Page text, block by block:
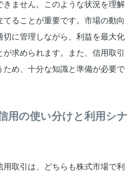
きません。このような状況を理解
てることが重要です。市場の動向
切に管理しながら、利益を最大化
求められます。また、信用取引
ため、十分な知識と準備が必要で
用の使い分けと利用シナ
取引は、どちらも株式市場で利